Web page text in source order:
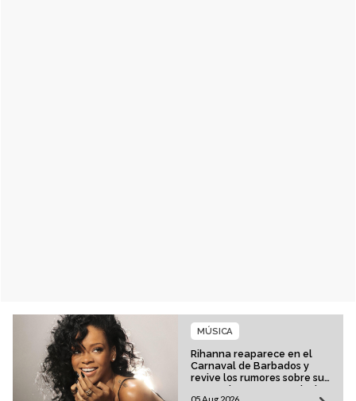
Rihanna reaparece en el
Carnaval de Barbados y
revive los rumores sobre su
esperado regreso musical
MÚSICA